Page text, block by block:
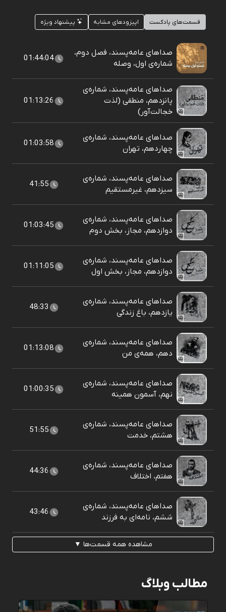
قسمت‌های پادکست اپیزودهای مشابه پیشنهاد ویژه
صداهای عامه‌پسند، فصل دوم،
شماره‌ی اول، وصله
01:44:04
صداهای عامه‌پسند، شماره‌ی
پانزدهم، منطقی (لذت
خجالت‌آور)
01:13:26
صداهای عامه‌پسند، شماره‌ی
چهاردهم، تهران
01:03:58
صداهای عامه‌پسند، شماره‌ی
سیزدهم، غیرمستقیم
41:55
صداهای عامه‌پسند، شماره‌ی
دوازدهم، مجاز، بخش دوم
01:03:45
صداهای عامه‌پسند، شماره‌ی
دوازدهم، مجاز، بخش اول
01:11:05
صداهای عامه‌پسند، شماره‌ی
یازدهم، باغ زندگی
48:33
صداهای عامه‌پسند، شماره‌ی
دهم، همه‌ی من
01:13:08
صداهای عامه‌پسند، شماره‌ی
نهم، آسمون همینه
01:00:35
صداهای عامه‌پسند، شماره‌ی
هشتم، خدمت
51:55
صداهای عامه‌پسند، شماره‌ی
هفتم، اختلاف
44:36
صداهای عامه‌پسند، شماره‌ی
ششم، نامه‌ای به فرزند
43:46
مشاهده همه قسمت‌ها ▼
مطالب وبلاگ